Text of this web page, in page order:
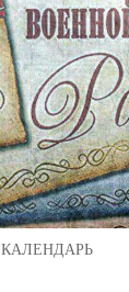
КАЛЕНДАРЬ